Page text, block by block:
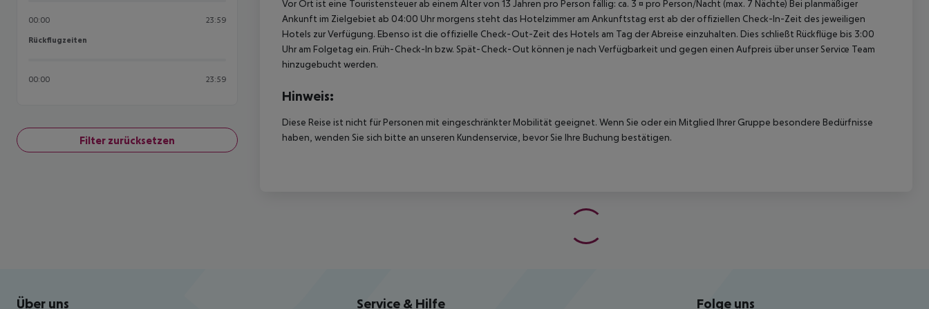
00:00 23:59
Rückflugzeiten
Rückflugzeiten
00:00 23:59
Filter zurücksetzen
Vor Ort ist eine Touristensteuer ab einem Alter von 13 Jahren pro Person fällig: ca. 3 ¤ pro Person/Nacht (max. 7 Nächte) Bei planmäßiger
Ankunft im Zielgebiet ab 04:00 Uhr morgens steht das Hotelzimmer am Ankunftstag erst ab der offiziellen Check-In-Zeit des jeweiligen
Hotels zur Verfügung. Ebenso ist die offizielle Check-Out-Zeit des Hotels am Tag der Abreise einzuhalten. Dies schließt Rückflüge bis 3:00
Uhr am Folgetag ein. Früh-Check-In bzw. Spät-Check-Out können je nach Verfügbarkeit und gegen einen Aufpreis über unser Service Team
hinzugebucht werden.
Hinweis:
Diese Reise ist nicht für Personen mit eingeschränkter Mobilität geeignet. Wenn Sie oder ein Mitglied Ihrer Gruppe besondere Bedürfnisse
haben, wenden Sie sich bitte an unseren Kundenservice, bevor Sie Ihre Buchung bestätigen.
Footer navigation
Über uns Service & Hilfe Folge uns